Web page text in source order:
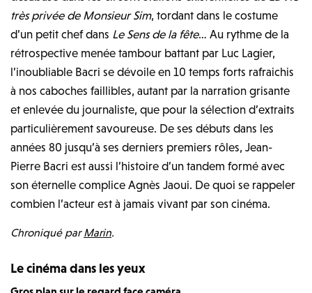
très privée de Monsieur Sim, tordant dans le costume
d’un petit chef dans Le Sens de la fête… Au rythme de la
rétrospective menée tambour battant par Luc Lagier,
l’inoubliable Bacri se dévoile en 10 temps forts rafraichis
à nos caboches faillibles, autant par la narration grisante
et enlevée du journaliste, que pour la sélection d’extraits
particulièrement savoureuse. De ses débuts dans les
années 80 jusqu’à ses derniers premiers rôles, Jean-
Pierre Bacri est aussi l’histoire d’un tandem formé avec
son éternelle complice Agnès Jaoui. De quoi se rappeler
combien l’acteur est à jamais vivant par son cinéma.
Chroniqué parMarin.
Le cinéma dans les yeux